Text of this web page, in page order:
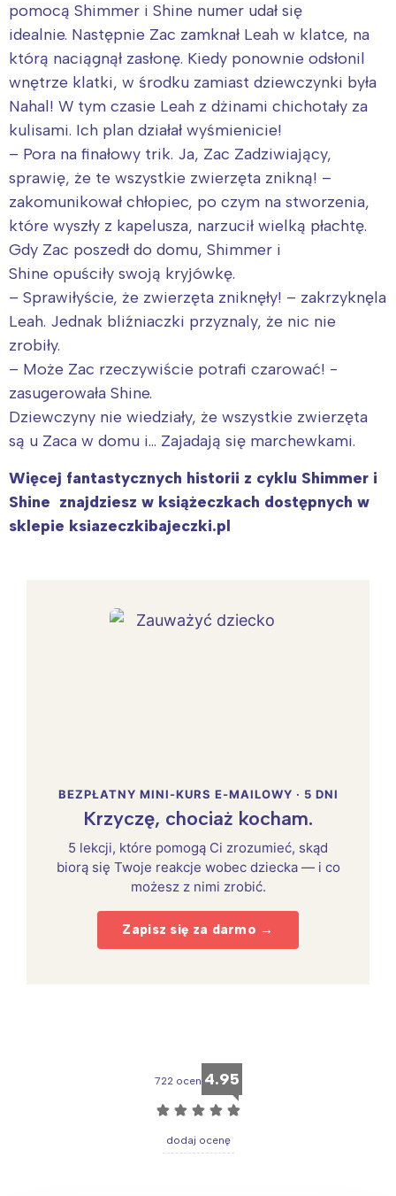
pomocą Shimmer i Shine numer udał się
idealnie. Następnie Zac zamknał Leah w klatce, na
którą naciągnął zasłonę. Kiedy ponownie odsłonil
wnętrze klatki, w środku zamiast dziewczynki była
Nahal! W tym czasie Leah z dżinami chichotały za
kulisami. Ich plan działał wyśmienicie!
– Pora na finałowy trik. Ja, Zac Zadziwiający,
sprawię, że te wszystkie zwierzęta znikną! –
zakomunikował chłopiec, po czym na stworzenia,
które wyszły z kapelusza, narzucił wielką płachtę.
Gdy Zac poszedł do domu, Shimmer i
Shine opuściły swoją kryjówkę.
– Sprawiłyście, że zwierzęta zniknęły! – zakrzyknęla
Leah. Jednak bliźniaczki przyznaly, że nic nie
zrobiły.
– Może Zac rzeczywiście potrafi czarować! -
zasugerowała Shine.
Dziewczyny nie wiedziały, że wszystkie zwierzęta
są u Zaca w domu i… Zajadają się marchewkami.
Więcej fantastycznych historii z cyklu Shimmer i
Shine znajdziesz w książeczkach dostępnych w
sklepie ksiazeczkibajeczki.pl
BEZPŁATNY MINI-KURS E-MAILOWY · 5 DNI
Krzyczę, chociaż kocham.
5 lekcji, które pomogą Ci zrozumieć, skąd
biorą się Twoje reakcje wobec dziecka — i co
możesz z nimi zrobić.
Zapisz się za darmo →
722 ocen 4.95
☆ ☆ ☆ ☆ ☆
dodaj ocenę
Interesują mnie wydarzenia z
tego regionu:
Warszawa
Łódź
Trójmiasto
Poznań
Wrocław
Śląsk
Kraków
Południe
Północ
Wszystkie